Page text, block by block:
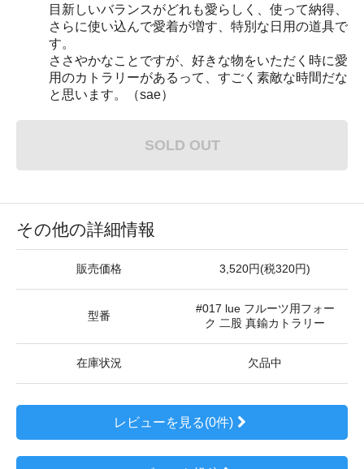
目新しいバランスがどれも愛らしく、使って納得、
さらに使い込んで愛着が増す、特別な日用の道具で
す。
ささやかなことですが、好きな物をいただく時に愛
用のカトラリーがあるって、すごく素敵な時間だな
と思います。（sae）
SOLD OUT
その他の詳細情報
販売価格 3,520円(税320円)
型番
#017 lue フルーツ用フォー
ク 二股 真鍮カトラリー
在庫状況 欠品中
レビューを見る(0件)